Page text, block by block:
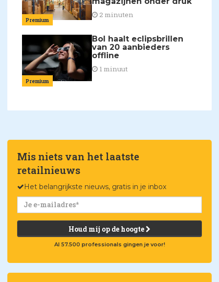
Premium
2 minuten
Premium
Bol haalt eclipsbrillen
van 20 aanbieders
offline
1 minuut
Mis niets van het laatste
retailnieuws
Het belangrijkste nieuws, gratis in je inbox
Houd mij op de hoogte
Al 57.500 professionals gingen je voor!